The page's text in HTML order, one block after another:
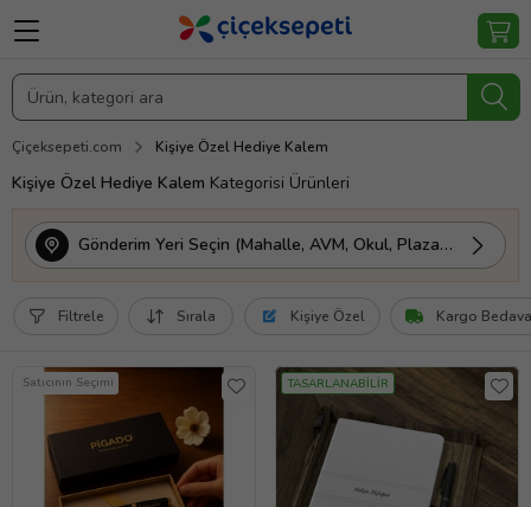
Çiçeksepeti.com Kişiye Özel Hediye Kalem
Kişiye Özel Hediye Kalem Kategorisi Ürünleri
Gönderim Yeri Seçin (Mahalle, AVM, Okul, Plaza vs.)
Filtrele Sırala Kişiye Özel Kargo Bedava
Satıcının Seçimi TASARLANABİLİR